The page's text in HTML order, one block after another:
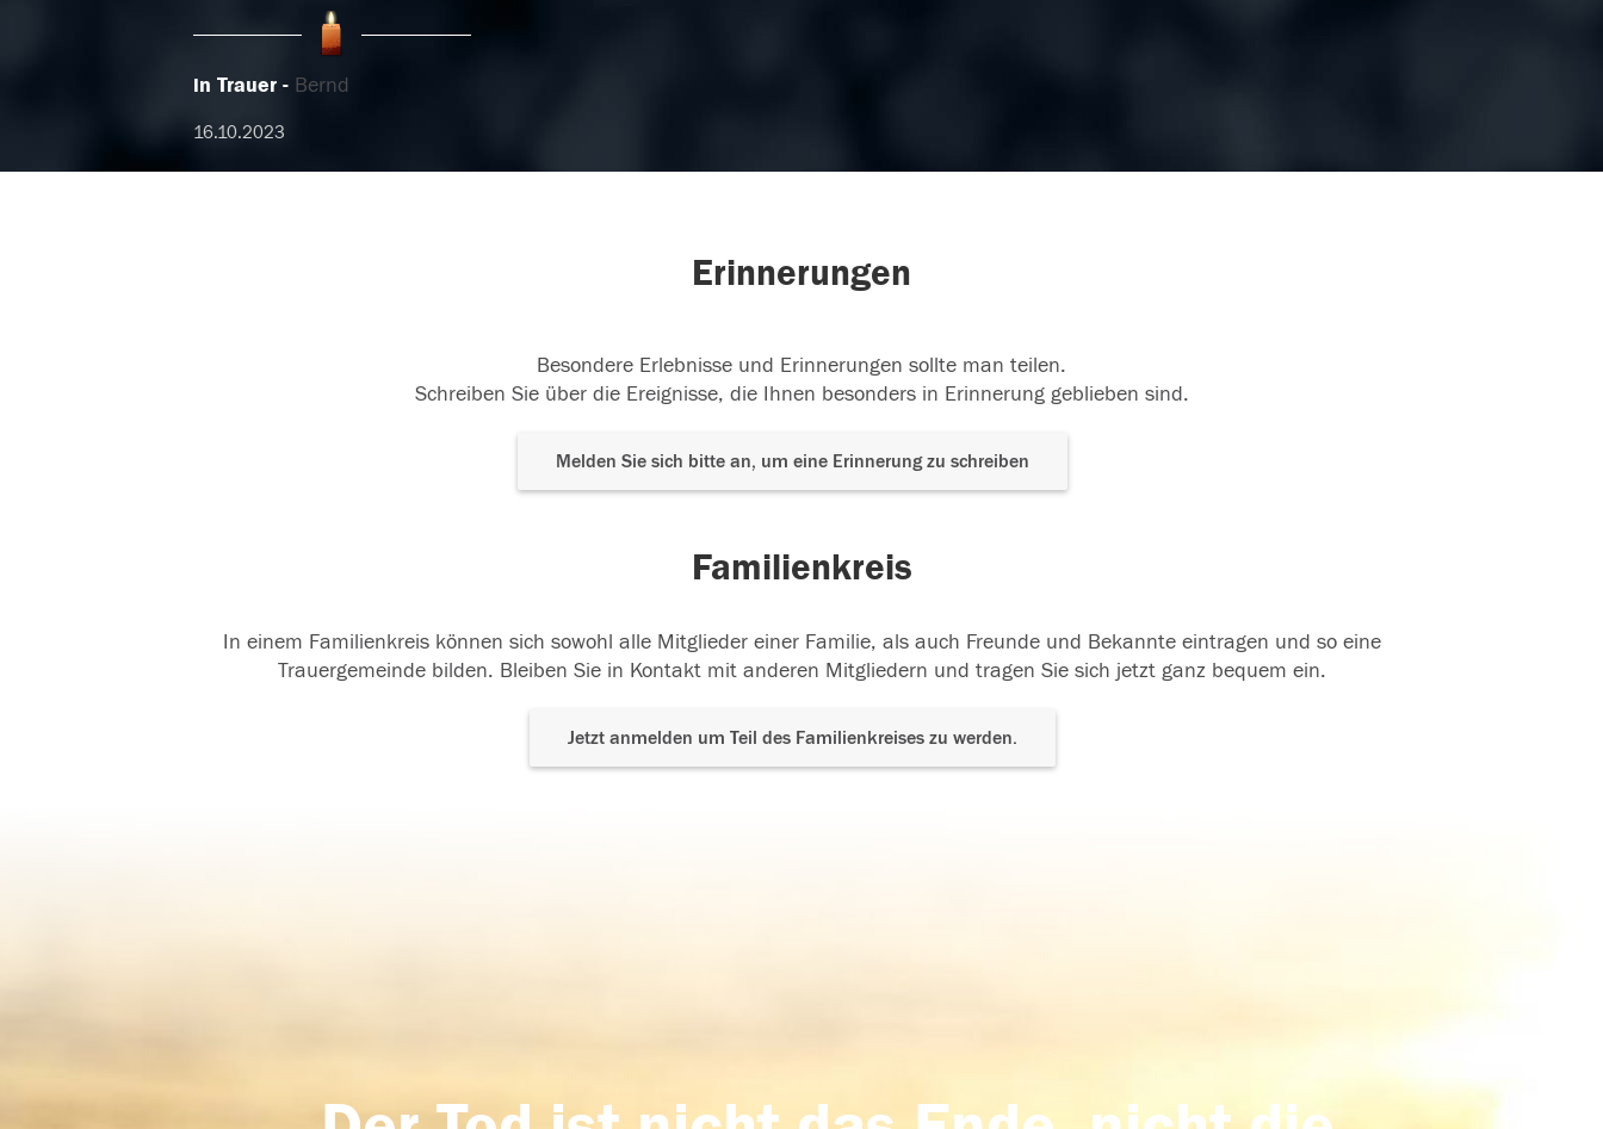
in Trauer Bernd
16.10.2023
Erinnerungen
Besondere Erlebnisse und Erinnerungen sollte man teilen.
Schreiben Sie über die Ereignisse, die Ihnen besonders in Erinnerung geblieben sind.
Melden Sie sich bitte an, um eine Erinnerung zu schreiben
Familienkreis
In einem Familienkreis können sich sowohl alle Mitglieder einer Familie, als auch Freunde und Bekannte eintragen und so eine
Trauergemeinde bilden. Bleiben Sie in Kontakt mit anderen Mitgliedern und tragen Sie sich jetzt ganz bequem ein.
Jetzt anmelden um Teil des Familienkreises zu werden.